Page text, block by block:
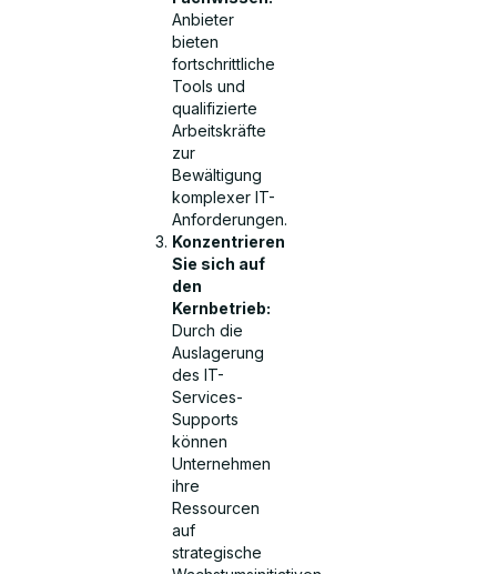
Anbieter
bieten
fortschrittliche
Tools und
qualifizierte
Arbeitskräfte
zur
Bewältigung
komplexer IT-
Anforderungen.
Konzentrieren
Sie sich auf
den
Kernbetrieb:
Durch die
Auslagerung
des IT-
Services-
Supports
können
Unternehmen
ihre
Ressourcen
auf
strategische